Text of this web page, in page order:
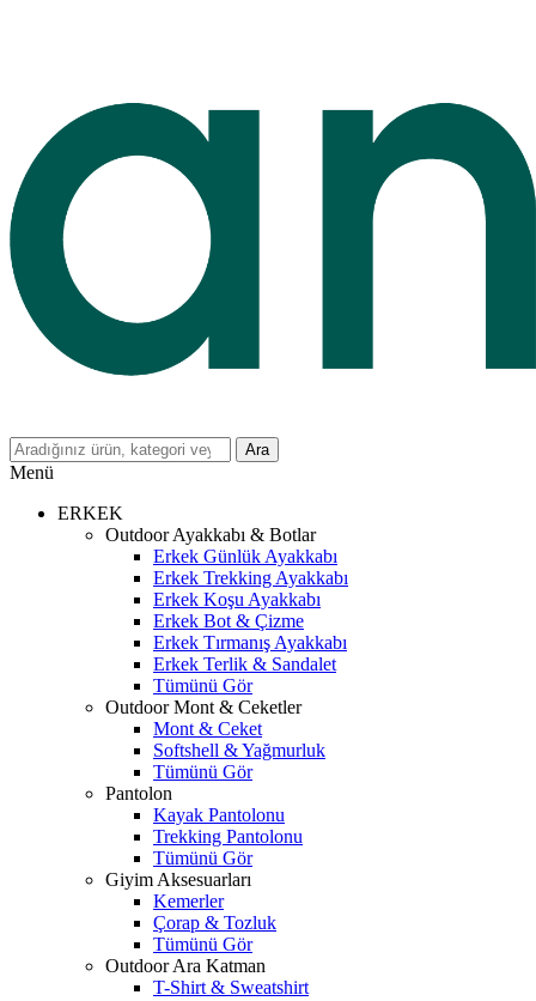
Ara
Menü
ERKEK
Outdoor Ayakkabı & Botlar
Erkek Günlük Ayakkabı
Erkek Trekking Ayakkabı
Erkek Koşu Ayakkabı
Erkek Bot & Çizme
Erkek Tırmanış Ayakkabı
Erkek Terlik & Sandalet
Tümünü Gör
Outdoor Mont & Ceketler
Mont & Ceket
Softshell & Yağmurluk
Tümünü Gör
Pantolon
Kayak Pantolonu
Trekking Pantolonu
Tümünü Gör
Giyim Aksesuarları
Kemerler
Çorap & Tozluk
Tümünü Gör
Outdoor Ara Katman
T-Shirt & Sweatshirt